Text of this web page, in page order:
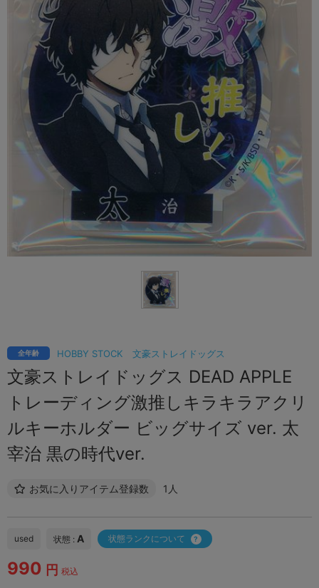
HOBBY STOCK 文豪ストレイドッグス
全年齢
文豪ストレイドッグス DEAD APPLE
トレーディング激推しキラキラアクリ
ルキーホルダー ビッグサイズ ver. 太
宰治 黒の時代ver.
お気に入りアイテム登録数 1人
used 状態 : A 状態ランクについて
990 円 税込